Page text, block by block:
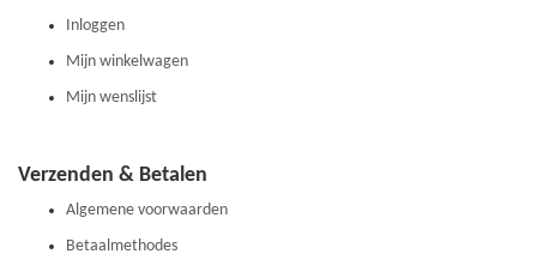
Inloggen
Mijn winkelwagen
Mijn wenslijst
Verzenden & Betalen
Algemene voorwaarden
Betaalmethodes